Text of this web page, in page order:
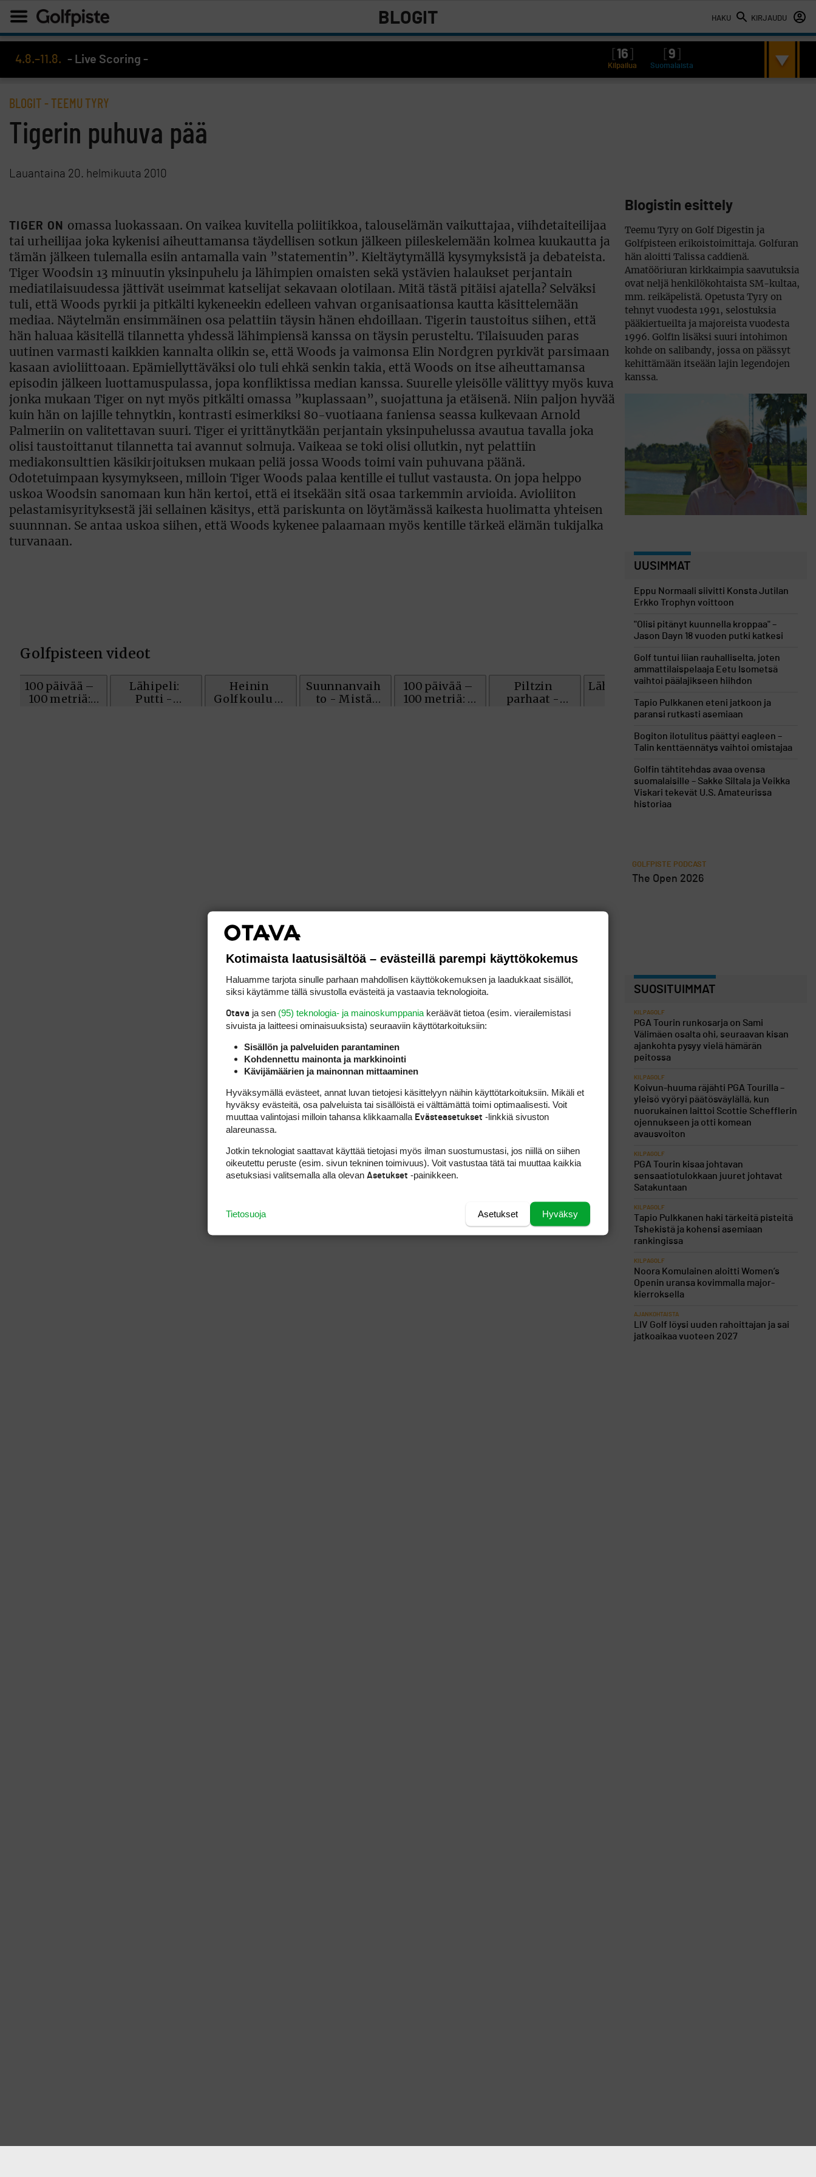
HAKU KIRJAUDU
BLOGIT
4.8.–11.8. - Live Scoring - 16 9
Kilpailua Suomalaista
BLOGIT - TEEMU TYRY
Tigerin puhuva pää
Lauantaina 20. helmikuuta 2010
TIGER ON
omassa luokassaan. On vaikea kuvitella poliitikkoa, talouselämän vaikuttajaa, viihdetaiteilijaa
tai urheilijaa joka kykenisi aiheuttamansa täydellisen sotkun jälkeen piileskelemään kolmea kuukautta ja
tämän jälkeen tulemalla esiin antamalla vain ”statementin”. Kieltäytymällä kysymyksistä ja debateista.
Tiger Woodsin 13 minuutin yksinpuhelu ja lähimpien omaisten sekä ystävien halaukset perjantain
mediatilaisuudessa jättivät useimmat katselijat sekavaan olotilaan. Mitä tästä pitäisi ajatella? Selväksi
tuli, että Woods pyrkii ja pitkälti kykeneekin edelleen vahvan organisaationsa kautta käsittelemään
mediaa. Näytelmän ensimmäinen osa pelattiin täysin hänen ehdoillaan. Tigerin taustoitus siihen, että
hän haluaa käsitellä tilannetta yhdessä lähimpiensä kanssa on täysin perusteltu. Tilaisuuden paras
uutinen varmasti kaikkien kannalta olikin se, että Woods ja vaimonsa Elin Nordgren pyrkivät parsimaan
kasaan avioliittoaan. Epämiellyttäväksi olo tuli ehkä senkin takia, että Woods on itse aiheuttamansa
episodin jälkeen luottamuspulassa, jopa konfliktissa median kanssa. Suurelle yleisölle välittyy myös kuva
jonka mukaan Tiger on nyt myös pitkälti omassa ”kuplassaan”, suojattuna ja etäisenä. Niin paljon hyvää
kuin hän on lajille tehnytkin, kontrasti esimerkiksi 80-vuotiaana faniensa seassa kulkevaan Arnold
Palmeriin on valitettavan suuri. Tiger ei yrittänytkään perjantain yksinpuhelussa avautua tavalla joka
olisi taustoittanut tilannetta tai avannut solmuja. Vaikeaa se toki olisi ollutkin, nyt pelattiin
mediakonsulttien käsikirjoituksen mukaan peliä jossa Woods toimi vain puhuvana päänä.
Odotetuimpaan kysymykseen, milloin Tiger Woods palaa kentille ei tullut vastausta. On jopa helppo
uskoa Woodsin sanomaan kun hän kertoi, että ei itsekään sitä osaa tarkemmin arvioida. Avioliiton
pelastamisyrityksestä jäi sellainen käsitys, että pariskunta on löytämässä kaikesta huolimatta yhteisen
suunnnan. Se antaa uskoa siihen, että Woods kykenee palaamaan myös kentille tärkeä elämän tukijalka
turvanaan.
Blogistin esittely
Teemu Tyry on Golf Digestin ja
Golfpisteen erikoistoimittaja. Golfuran
hän aloitti Talissa caddienä.
Amatööriuran kirkkaimpia saavutuksia
ovat neljä henkilökohtaista SM-kultaa,
mm. reikäpelistä. Opetusta Tyry on
tehnyt vuodesta 1991, selostuksia
pääkiertueilta ja majoreista vuodesta
1996. Golfin lisäksi suuri intohimon
kohde on salibandy, jossa on päässyt
kehittämään itseään lajin legendojen
kanssa.
UUSIMMAT
Eppu Normaali siivitti Konsta Jutilan
Erkko Trophyn voittoon
"Olisi pitänyt kuunnella kroppaa" –
Jason Dayn 18 vuoden putki katkesi
Golf tuntui liian rauhalliselta, joten
ammattilaispelaaja Eetu Isometsä
vaihtoi päälajikseen hiihdon
Tapio Pulkkanen eteni jatkoon ja
paransi rutkasti asemiaan
Bogiton ilotulitus päättyi eagleen –
Talin kenttäennätys vaihtoi omistajaa
Golfin tähtitehdas avaa ovensa
suomalaisille – Sakke Siltala ja Veikka
Viskari tekevät U.S. Amateurissa
historiaa
GOLFPISTE PODCAST
The Open 2026
SUOSITUIMMAT
KILPAGOLF
PGA Tourin runkosarja on Sami
Välimäen osalta ohi, seuraavan kisan
ajankohta pysyy vielä hämärän
peitossa
KILPAGOLF
Koivun-huuma räjähti PGA Tourilla –
yleisö vyöryi päätösväylällä, kun
nuorukainen laittoi Scottie Schefflerin
ojennukseen ja otti komean
avausvoiton
KILPAGOLF
PGA Tourin kisaa johtavan
sensaatiotulokkaan juuret johtavat
Satakuntaan
KILPAGOLF
Tapio Pulkkanen haki tärkeitä pisteitä
Tshekistä ja kohensi asemiaan
rankingissa
KILPAGOLF
Noora Komulainen aloitti Women’s
Openin uransa kovimmalla major-
kierroksella
AJANKOHTAISTA
LIV Golf löysi uuden rahoittajan ja sai
jatkoaikaa vuoteen 2027
Kotimaista laatusisältöä – evästeillä parempi käyttökokemus
Haluamme tarjota sinulle parhaan mahdollisen käyttökokemuksen ja laadukkaat sisällöt,
siksi käytämme tällä sivustolla evästeitä ja vastaavia teknologioita.
Otava ja sen (95) teknologia- ja mainoskumppania keräävät tietoa (esim. vierailemis­tasi
sivuista ja laitteesi ominaisuuk­sista) seuraaviin käyttötarkoituksiin:
Sisällön ja palveluiden parantaminen
Kohdennettu mainonta ja markkinointi
Kävijämäärien ja mainonnan mittaaminen
Hyväksymällä evästeet, annat luvan tietojesi käsittelyyn näihin käyttötarkoituksiin. Mikäli et
hyväksy evästeitä, osa palveluista tai sisällöistä ei välttämättä toimi optimaalisesti. Voit
muuttaa valintojasi milloin tahansa klikkaamalla Evästeasetukset -linkkiä sivuston
alareunassa.
Jotkin teknologiat saattavat käyttää tietojasi myös ilman suostumustasi, jos niillä on siihen
oikeutettu peruste (esim. sivun tekninen toimivuus). Voit vastustaa tätä tai muuttaa kaikkia
asetuksiasi valitsemalla alla olevan Asetukset -painikkeen.
Hyväksy
Asetukset
Tietosuoja